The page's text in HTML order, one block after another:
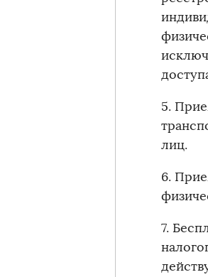
5.
лиц.
6.
7.